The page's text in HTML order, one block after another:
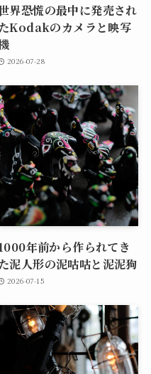
界恐慌の最中に発売され
Kodakのカメラと映写
2026-07-28
年前から作られてき
泥人形の泥咕咕と泥泥狗
2026-07-15